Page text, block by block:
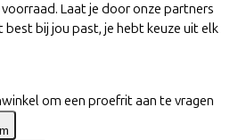
Laat je door onze partners
bij jou past, je hebt keuze uit elk
om een proefrit aan te vragen